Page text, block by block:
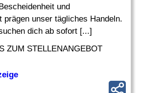
und
prägen unser tägliches Handeln.
dich ab sofort [...]
ZUM STELLENANGEBOT